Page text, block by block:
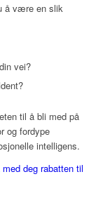
å være en slik
vei?
til å bli med på
og fordype
intelligens.
deg rabatten til